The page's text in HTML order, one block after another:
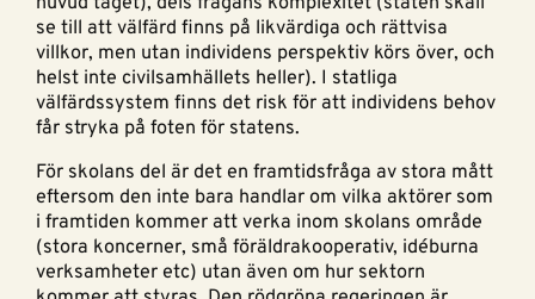
se till att välfärd finns på likvärdiga och rättvisa
villkor, men utan individens perspektiv körs över, och
helst inte civilsamhällets heller). I statliga
välfärdssystem finns det risk för att individens behov
får stryka på foten för statens.
För skolans del är det en framtidsfråga av stora mått
eftersom den inte bara handlar om vilka aktörer som
i framtiden kommer att verka inom skolans område
(stora koncerner, små föräldrakooperativ, idéburna
verksamheter etc) utan även om hur sektorn